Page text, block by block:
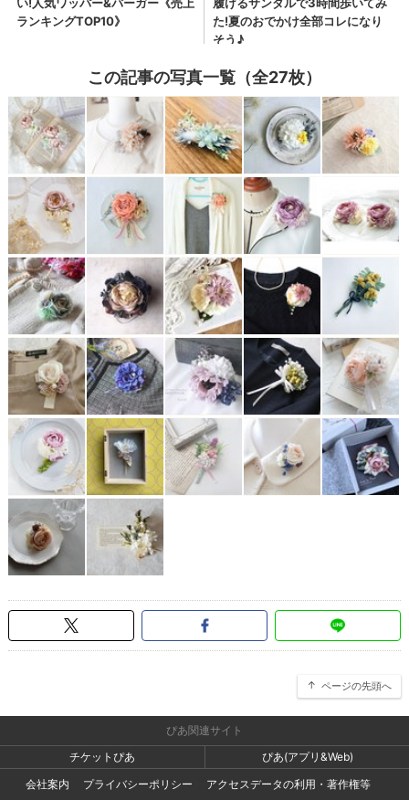
この記事の写真一覧（全27枚）
ページの先頭へ
ぴあ関連サイト
チケットぴあ
ぴあ(アプリ&Web)
会社案内
プライバシーポリシー
アクセスデータの利用・著作権等